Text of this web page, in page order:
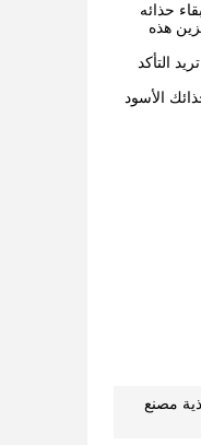
حذائه
قطعة، يمكنك بسهولة تخزين هذه
تريد التأكد
الأسود
مصنع